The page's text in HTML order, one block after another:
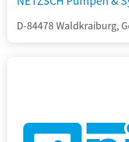
D-84478 Waldkraiburg,